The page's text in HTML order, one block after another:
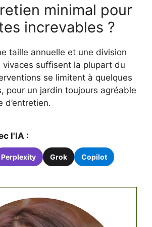
minimal pour
increvables ?
taille annuelle et une division
vivaces suffisent la plupart du
se limitent à quelques
pour un jardin toujours agréable
d’entretien.
l'IA :
Perplexity Grok Copilot